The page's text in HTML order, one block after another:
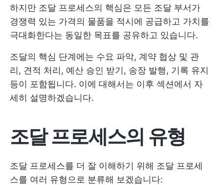
하지만 조달 프로세스의 핵심은 모든 조달 부서가
경쟁력 있는 가격의 물품을 적시에 공급하고 가치를
극대화한다는 동일한 목표를 공유하고 있습니다.
조달의 핵심 단계에는 수요 파악, 계약 협상 및 관
리, 견적 처리, 예산 승인 받기, 송장 발행, 기록 유지
등이 포함됩니다. 이에 대해서는 이후 섹션에서 자
세히 설명하겠습니다.
조달 프로세스의 유형
조달 프로세스를 더 잘 이해하기 위해 조달 프로세
스를 여러 유형으로 분류해 보겠습니다: